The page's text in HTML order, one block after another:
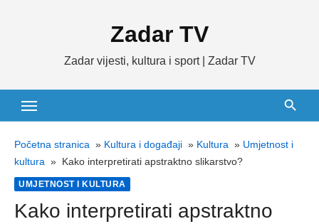
Zadar TV
Zadar vijesti, kultura i sport | Zadar TV
Početna stranica » Kultura i događaji » Kultura » Umjetnost i
kultura » Kako interpretirati apstraktno slikarstvo?
UMJETNOST I KULTURA
Kako interpretirati apstraktno